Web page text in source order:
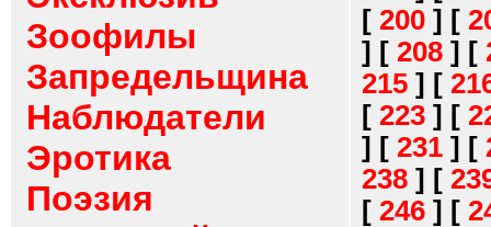
Зоофилы
Запредельщина
Наблюдатели
Эротика
Поэзия
[ 200 ] [
] [ 208 ] [
215 ] [
[ 223 ] [
] [ 231 ] [
238 ] [
[ 246 ] [